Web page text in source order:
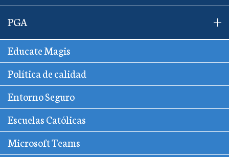
PGA
Educate Magis
Política de calidad
Entorno Seguro
Escuelas Católicas
Microsoft Teams